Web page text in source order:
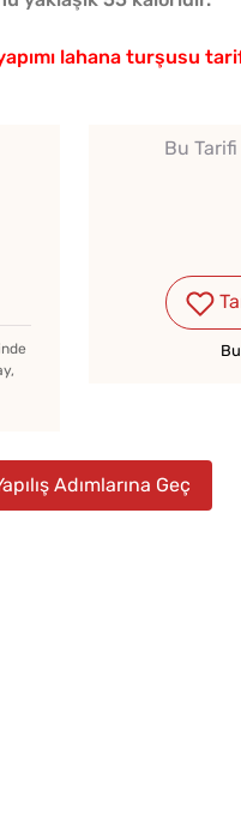
lahana turşusu
Bu
Adımlarına Geç
Tarhana
Çiğ Domates